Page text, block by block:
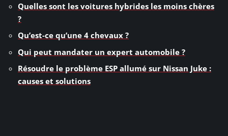
Quelles sont les voitures hybrides les moins chères
?
Qu’est-ce qu’une 4 chevaux ?
Qui peut mandater un expert automobile ?
Résoudre le problème ESP allumé sur Nissan Juke :
causes et solutions